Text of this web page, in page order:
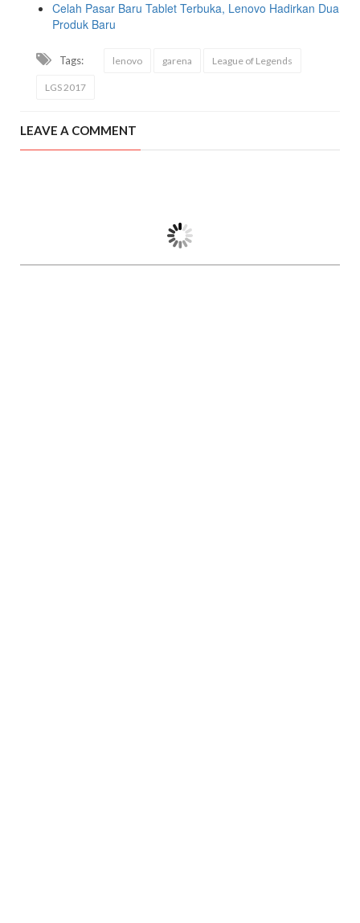
Celah Pasar Baru Tablet Terbuka, Lenovo Hadirkan Dua
Produk Baru
Tags: lenovo garena League of Legends
LGS 2017
LEAVE A COMMENT